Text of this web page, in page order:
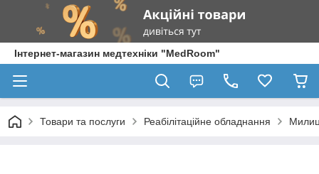
Інтернет-магазин медтехніки "MedRoom"
Товари та послуги Реабілітаційне обладнання